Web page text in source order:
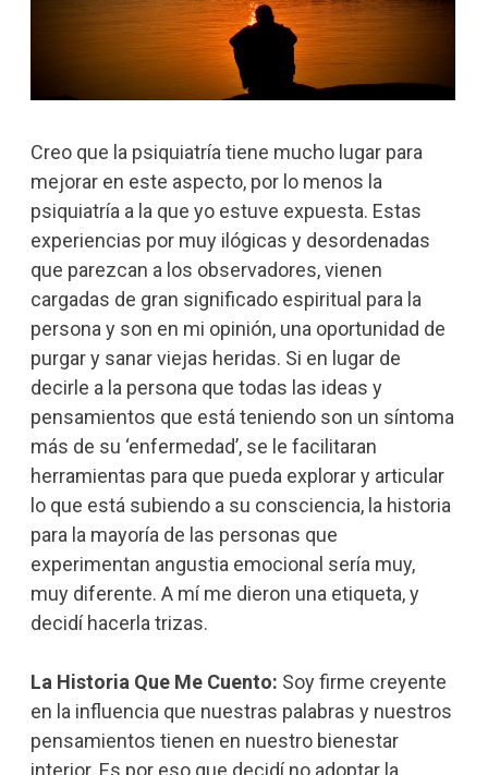
Creo que la psiquiatría tiene mucho lugar para
mejorar en este aspecto, por lo menos la
psiquiatría a la que yo estuve expuesta. Estas
experiencias por muy ilógicas y desordenadas
que parezcan a los observadores, vienen
cargadas de gran significado espiritual para la
persona y son en mi opinión, una oportunidad de
purgar y sanar viejas heridas. Si en lugar de
decirle a la persona que todas las ideas y
pensamientos que está teniendo son un síntoma
más de su ‘enfermedad’, se le facilitaran
herramientas para que pueda explorar y articular
lo que está subiendo a su consciencia, la historia
para la mayoría de las personas que
experimentan angustia emocional sería muy,
muy diferente. A mí me dieron una etiqueta, y
decidí hacerla trizas.
La Historia Que Me Cuento: Soy firme creyente
en la influencia que nuestras palabras y nuestros
pensamientos tienen en nuestro bienestar
interior. Es por eso que decidí no adoptar la